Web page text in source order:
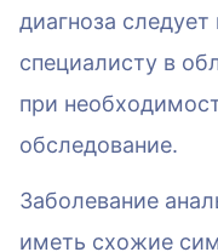
диагноза
специалисту в
при
обследование.
Заболевание
иметь схожие